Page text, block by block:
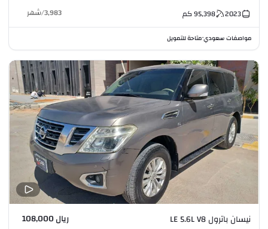
2023
95,398كم 3,983
/شهر
مواصفات سعودي•متاحة للتمويل
نيسان باترول LE 5.6L V8 ريال 108,000